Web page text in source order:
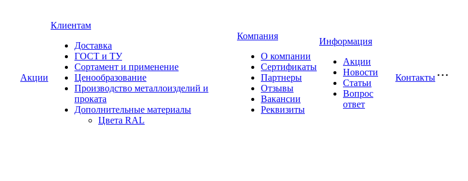
Акции
Клиентам
Доставка
ГОСТ и ТУ
Сортамент и применение
Ценообразование
Производство металлоизделий и
проката
Дополнительные материалы
Цвета RAL
Компания
О компании
Сертификаты
Партнеры
Отзывы
Вакансии
Реквизиты
Информация
Акции
Новости
Статьи
Вопрос
ответ
Контакты